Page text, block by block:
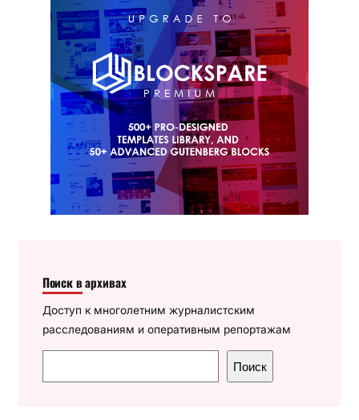
Поиск в архивах
Доступ к многолетним журналистским
расследованиям и оперативным репортажам
о
Поиск